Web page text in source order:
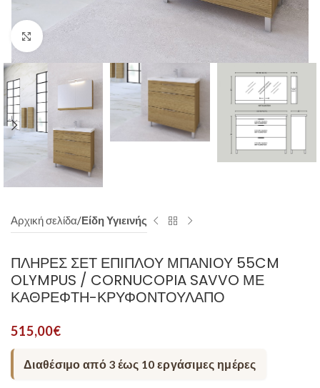
Click to enlarge
Αρχική σελίδα Είδη Υγιεινής
ΠΛΉΡΕΣ ΣΕΤ ΕΠΊΠΛΟΥ ΜΠΆΝΙΟΥ 55CM
OLYMPUS / CORNUCOPIA SAVVO ΜΕ
ΚΑΘΡΈΦΤΗ-ΚΡΥΦΟΝΤΟΎΛΑΠΟ
515,00€
Διαθέσιμο από 3 έως 10 εργάσιμες ημέρες